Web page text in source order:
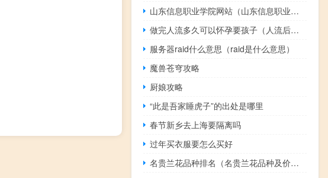
山东信息职业学院网站（山东信息职业学院）
做完人流多久可以怀孕要孩子（人流后多久可以要孩子）
服务器raid什么意思（raid是什么意思）
魔兽苍穹攻略
厨娘攻略
“此是吾家睡虎子”的出处是哪里
春节新乡去上海要隔离吗
过年买衣服要怎么买好
名贵兰花品种排名（名贵兰花品种及价格）